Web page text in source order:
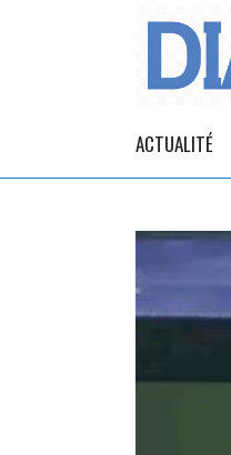
ACTUALITÉ